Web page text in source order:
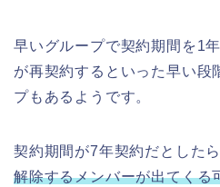
早いグループで契約期間を1
が再契約するといった早い段
プもあるようです。
契約期間が7年契約だとしたら
解除するメンバーが出てくる